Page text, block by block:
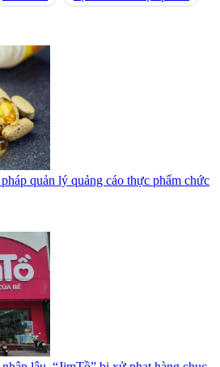
quản lý quảng cáo thực phẩm chức